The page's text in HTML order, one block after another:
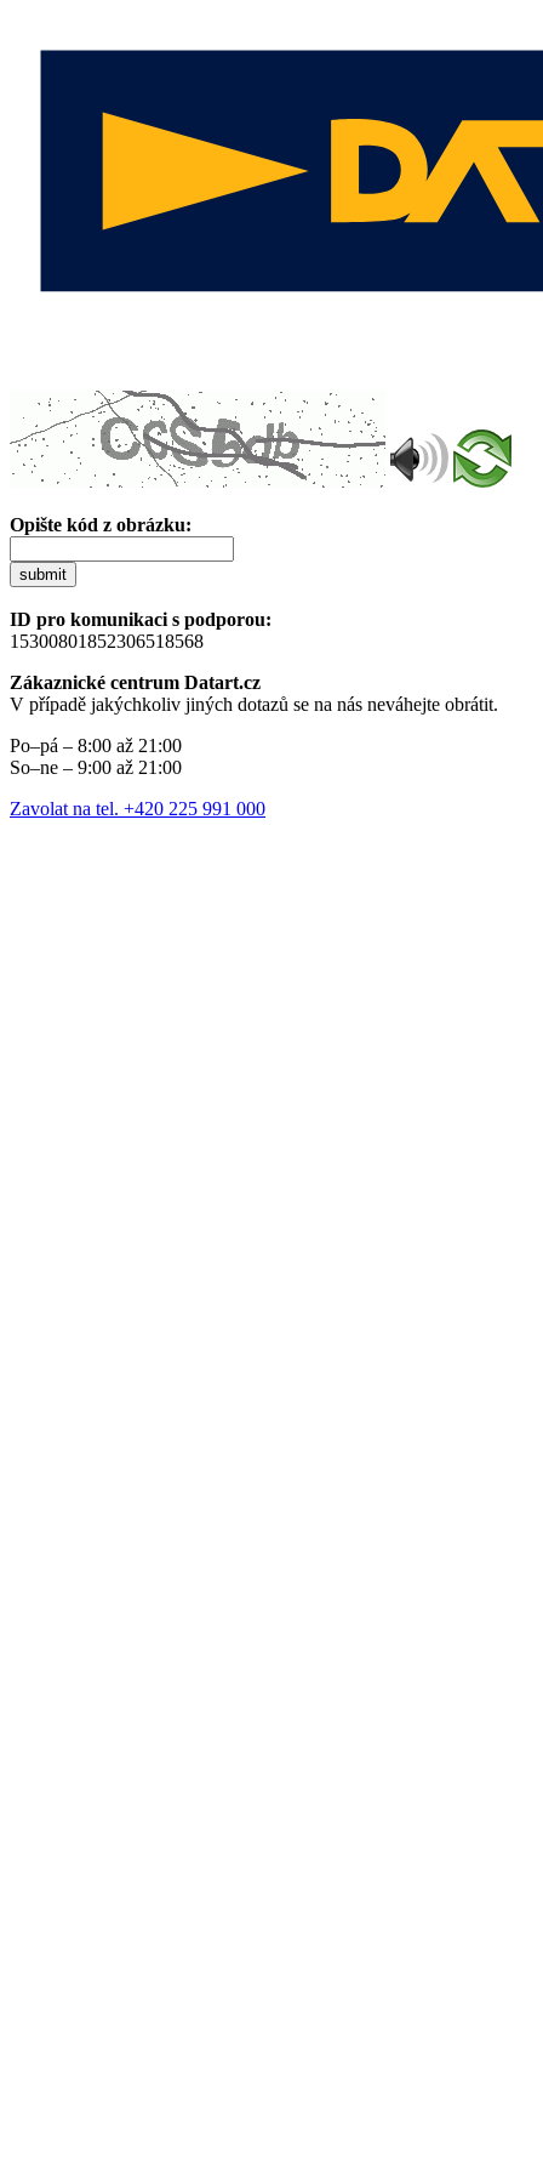
Opište kód z obrázku:
submit
ID pro komunikaci s podporou:
15300801852306518568
Zákaznické centrum Datart.cz
V případě jakýchkoliv jiných dotazů se na nás neváhejte obrátit.
Po–pá – 8:00 až 21:00
So–ne – 9:00 až 21:00
Zavolat na tel. +420 225 991 000